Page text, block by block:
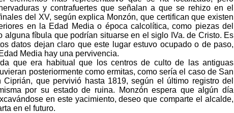
y contrafuertes que señalan a que se rehizo en el
del XV, según explica Monzón, que certifican que existen
en la Edad Media o época calcolítica, como piezas del
alguna fíbula que podrían situarse en el siglo IVa. de Cristo. Es
datos dejan claro que este lugar estuvo ocupado o de paso,
Media hay una pervivencia.
que era habitual que los centros de culto de las antiguas
posteriormente como ermitas, como sería el caso de San
Ciprián, que pervivió hasta 1819, según el último registro del
por su estado de ruina. Monzón espera que algún día
en este yacimiento, deseo que comparte el alcalde,
en el futuro.